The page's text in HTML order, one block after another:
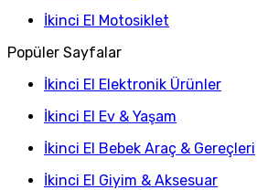
İkinci El Motosiklet
Popüler Sayfalar
İkinci El Elektronik Ürünler
İkinci El Ev & Yaşam
İkinci El Bebek Araç & Gereçleri
İkinci El Giyim & Aksesuar